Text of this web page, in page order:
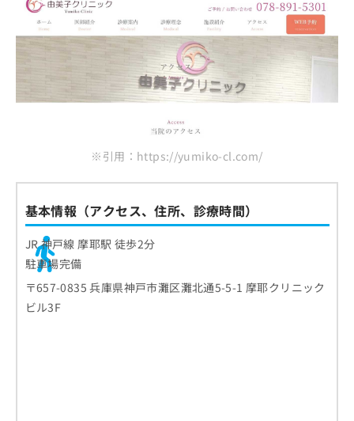
※引用：https://yumiko-cl.com/
基本情報（アクセス、住所、診療時間）
JR 神戸線 摩耶駅 徒歩2分
駐車場完備
〒657-0835 兵庫県神戸市灘区灘北通5-5-1 摩耶クリニック
ビル3F